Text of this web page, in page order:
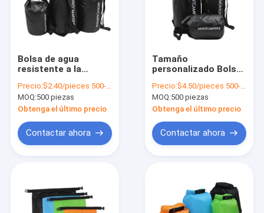
Bolsa de agua
resistente a la
Precio:$2.40/pieces 500-999 pieces
MOQ:500 piezas
Obtenga el último precio
Contactar ahora
Tamaño
personalizado Bolsa
gruesa Floating
Ocean Pack
Precio:$4.50/pieces 500-999 pieces
MOQ:500 piezas
Obtenga el último precio
Contactar ahora